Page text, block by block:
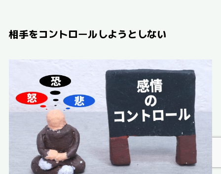
相手をコントロールしようとしない